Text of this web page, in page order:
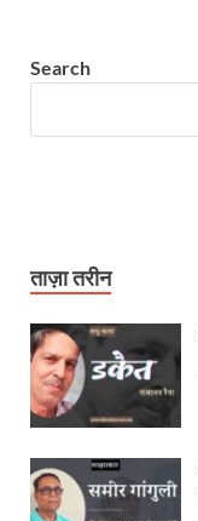
Search
ताज़ा तरीन